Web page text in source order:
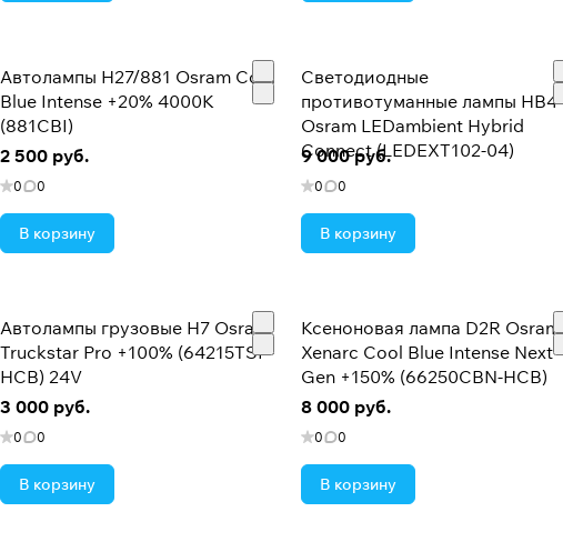
Автолампы H27/881 Osram Cool
Blue Intense +20% 4000K
(881CBI)
2 500 руб.
0 0
В корзину
Светодиодные
противотуманные лампы HB4
Osram LEDambient Hybrid
Connect (LEDEXT102-04)
9 000 руб.
0 0
В корзину
Автолампы грузовые H7 Osram
Truckstar Pro +100% (64215TSP-
HCB) 24V
3 000 руб.
0 0
В корзину
Ксеноновая лампа D2R Osram
Xenarc Cool Blue Intense Next
Gen +150% (66250CBN-HCB)
8 000 руб.
0 0
В корзину